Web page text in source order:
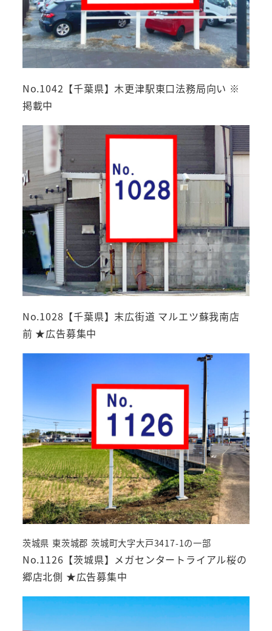
No.1042【千葉県】木更津駅東口法務局向い ※
掲載中
No.1028【千葉県】末広街道 マルエツ蘇我南店
前 ★広告募集中
No.1126【茨城県】メガセンタートライアル桜の
郷店北側 ★広告募集中
茨城県 東茨城郡 茨城町大字大戸3417-1の一部